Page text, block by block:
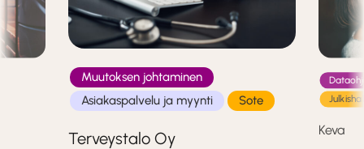
Muutoksen johtaminen
Asiakaspalvelu ja myynti
Sote
Terveystalo Oy Keva